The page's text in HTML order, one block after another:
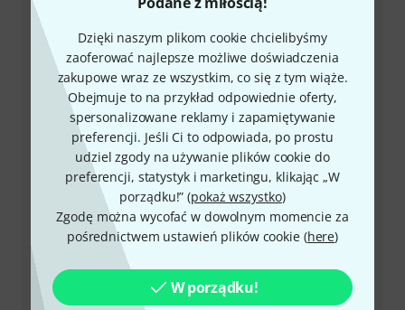
Dzięki naszym plikom cookie chcielibyśmy
zaoferować najlepsze możliwe doświadczenia
zakupowe wraz ze wszystkim, co się z tym wiąże.
Obejmuje to na przykład odpowiednie oferty,
spersonalizowane reklamy i zapamiętywanie
preferencji. Jeśli Ci to odpowiada, po prostu
udziel zgody na używanie plików cookie do
preferencji, statystyk i marketingu, klikając „W
porządku!” (pokaż wszystko)
Zgodę można wycofać w dowolnym momencie za
pośrednictwem ustawień plików cookie (here)
W porządku!
+49-9546-9223-648
W przypadku dalszych pytań i ewentualnych
problemów służymy pomocą.
Przygotuj numer klienta